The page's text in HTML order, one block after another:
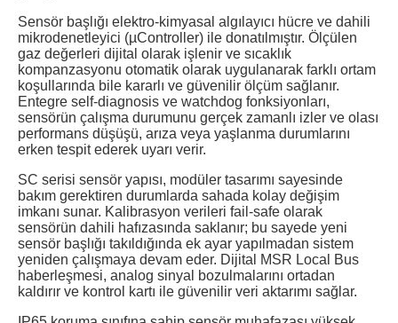
Sensör başlığı elektro-kimyasal algılayıcı hücre ve dahili
mikrodenetleyici (µController) ile donatılmıştır. Ölçülen
gaz değerleri dijital olarak işlenir ve sıcaklık
kompanzasyonu otomatik olarak uygulanarak farklı ortam
koşullarında bile kararlı ve güvenilir ölçüm sağlanır.
Entegre self-diagnosis ve watchdog fonksiyonları,
sensörün çalışma durumunu gerçek zamanlı izler ve olası
performans düşüşü, arıza veya yaşlanma durumlarını
erken tespit ederek uyarı verir.
SC serisi sensör yapısı, modüler tasarımı sayesinde
bakım gerektiren durumlarda sahada kolay değişim
imkanı sunar. Kalibrasyon verileri fail-safe olarak
sensörün dahili hafızasında saklanır; bu sayede yeni
sensör başlığı takıldığında ek ayar yapılmadan sistem
yeniden çalışmaya devam eder. Dijital MSR Local Bus
haberleşmesi, analog sinyal bozulmalarını ortadan
kaldırır ve kontrol kartı ile güvenilir veri aktarımı sağlar.